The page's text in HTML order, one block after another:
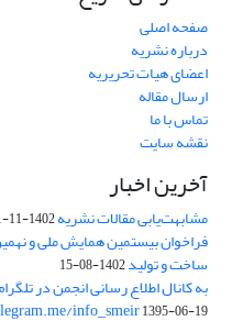
صفحه اصلی
درباره نشریه
اعضای هیات تحریریه
ارسال مقاله
تماس با ما
نقشه سایت
آخرین اخبار
مشابهت‌یابی مقالات نشریه1402-11-01
فراخوان بیستمین همایش ملی و
ساخت و تولید1402-08-15
به کانال اطلاع رسانی انجمن در
info_smeir1395-06-19